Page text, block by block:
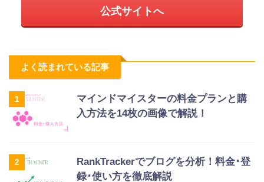
公式サイトへ
よく読まれている記事
1
マインドマイスターの料金プランと購
入方法を14枚の画像で解説！
2
RankTrackerでブログを分析！料金･登
録･使い方を徹底解説